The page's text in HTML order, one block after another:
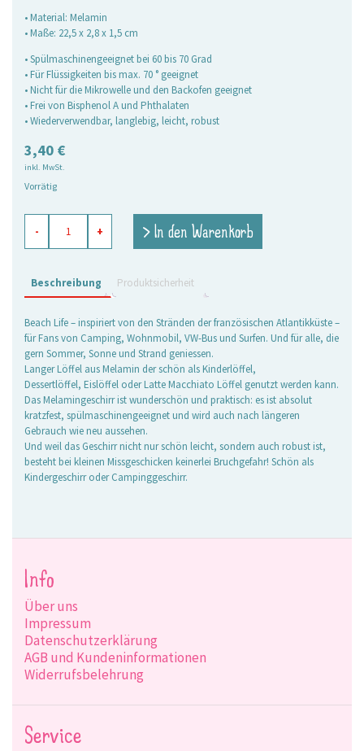
• Material: Melamin
• Maße: 22,5 x 2,8 x 1,5 cm
• Spülmaschinengeeignet bei 60 bis 70 Grad
• Für Flüssigkeiten bis max. 70 ° geeignet
• Nicht für die Mikrowelle und den Backofen geeignet
• Frei von Bisphenol A und Phthalaten
• Wiederverwendbar, langlebig, leicht, robust
3,40 €
inkl. MwSt.
Vorrätig
Löffel
Beach
lang
- + > In den Warenkorb
Beschreibung Produktsicherheit
Beach Life – inspiriert von den Stränden der französischen Atlantikküste –
für Fans von Camping, Wohnmobil, VW-Bus und Surfen. Und für alle, die
gern Sommer, Sonne und Strand geniessen.
Langer Löffel aus Melamin der schön als Kinderlöffel,
Dessertlöffel, Eislöffel oder Latte Macchiato Löffel genutzt werden kann.
Das Melamingeschirr ist wunderschön und praktisch: es ist absolut
kratzfest, spülmaschinengeeignet und wird auch nach längeren
Gebrauch wie neu aussehen.
Und weil das Geschirr nicht nur schön leicht, sondern auch robust ist,
besteht bei kleinen Missgeschicken keinerlei Bruchgefahr! Schön als
Kindergeschirr oder Campinggeschirr.
Info
Über uns
Impressum
Datenschutzerklärung
AGB und Kundeninformationen
Widerrufsbelehrung
Service